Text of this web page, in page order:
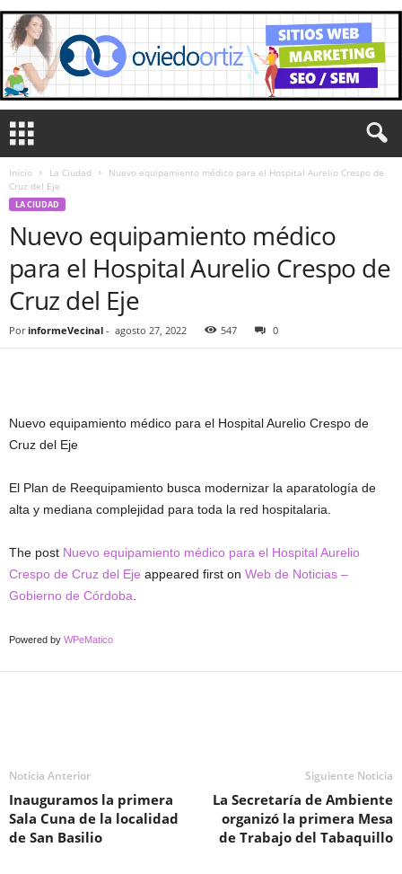
Inicio La Ciudad
Nuevo equipamiento médico para el Hospital Aurelio Crespo de
Cruz del Eje
LA CIUDAD
Nuevo equipamiento médico
para el Hospital Aurelio Crespo de
Cruz del Eje
Por informeVecinal - agosto 27, 2022 547 0
Nuevo equipamiento médico para el Hospital Aurelio Crespo de
Cruz del Eje
El Plan de Reequipamiento busca modernizar la aparatología de
alta y mediana complejidad para toda la red hospitalaria.
The post Nuevo equipamiento médico para el Hospital Aurelio
Crespo de Cruz del Eje appeared first on Web de Noticias –
Gobierno de Córdoba
Powered by WPeMatico
Noticia Anterior
Inauguramos la primera
Sala Cuna de la localidad
de San Basilio
Siguiente Noticia
La Secretaría de Ambiente
organizó la primera Mesa
de Trabajo del Tabaquillo